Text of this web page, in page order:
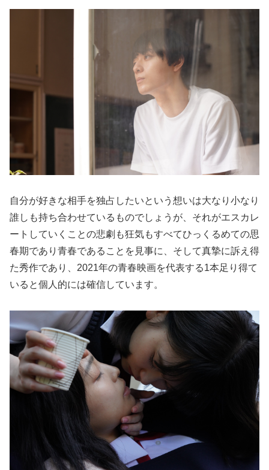
自分が好きな相手を独占したいという想いは大なり小なり
誰しも持ち合わせているものでしょうが、それがエスカレ
ートしていくことの悲劇も狂気もすべてひっくるめての思
春期であり青春であることを見事に、そして真摯に訴え得
た秀作であり、2021年の青春映画を代表する1本足り得て
いると個人的には確信しています。